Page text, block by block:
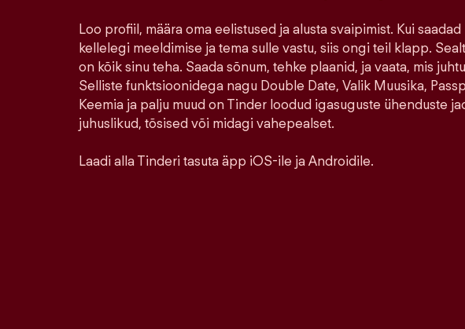
Loo profiil, määra oma eelistused ja alusta svaipimist. Kui saadad
kellelegi meeldimise ja tema sulle vastu, siis ongi teil klapp.
on kõik sinu teha. Saada sõnum, tehke plaanid, ja vaata, mis
Selliste funktsioonidega nagu Double Date, Valik Muusika,
Keemia ja palju muud on Tinder loodud igasuguste ühenduste
juhuslikud, tõsised või midagi vahepealset.
Laadi alla Tinderi tasuta äpp iOS-ile ja Androidile.